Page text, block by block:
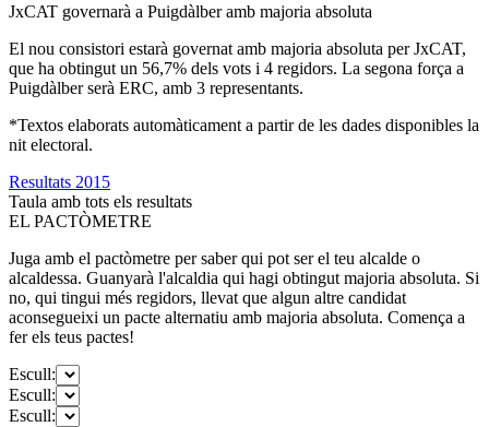
JxCAT governarà a Puigdàlber amb majoria absoluta
El nou consistori estarà governat amb majoria absoluta per JxCAT,
que ha obtingut un 56,7% dels vots i 4 regidors. La segona força a
Puigdàlber serà ERC, amb 3 representants.
*Textos elaborats automàticament a partir de les dades disponibles la
nit electoral.
Resultats 2015
Taula amb tots els resultats
EL PACTÒMETRE
Juga amb el pactòmetre per saber qui pot ser el teu alcalde o
alcaldessa. Guanyarà l'alcaldia qui hagi obtingut majoria absoluta. Si
no, qui tingui més regidors, llevat que algun altre candidat
aconsegueixi un pacte alternatiu amb majoria absoluta. Comença a
fer els teus pactes!
Escull:
Escull:
Escull: